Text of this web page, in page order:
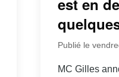
est en
Publié le
MC Gilles